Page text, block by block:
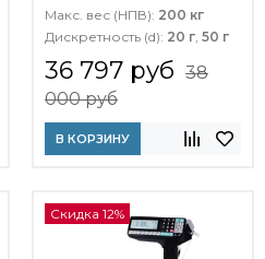
Макс. вес (НПВ): 200 кг
Дискретность (d): 20 г, 50 г
36 797 руб 38
000 руб
В КОРЗИНУ
Скидка 12%